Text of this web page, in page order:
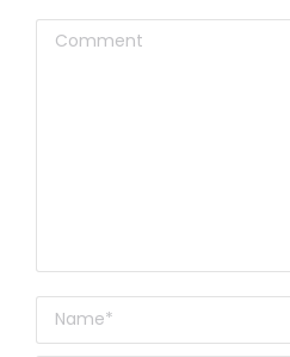
Comment
Name *